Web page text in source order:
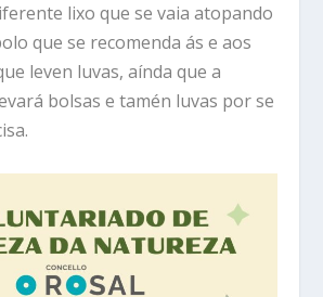
lixo que se vaia atopando
que se recomenda ás e aos
leven luvas, aínda que a
bolsas e tamén luvas por se